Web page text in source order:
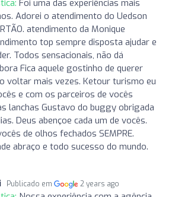
Foi uma das experiências mais
Adorei o atendimento do Uedson
atendimento da Monique
top sempre disposta ajudar e
Todos sensacionais, não dá
Fica aquele gostinho de querer
voltar mais vezes. Ketour turismo eu
e com os parceiros de vocês
lanchas Gustavo do buggy obrigada
Deus abençoe cada um de vocês.
de olhos fechados SEMPRE.
abraço e todo sucesso do mundo.
Publicado em 2 years ago